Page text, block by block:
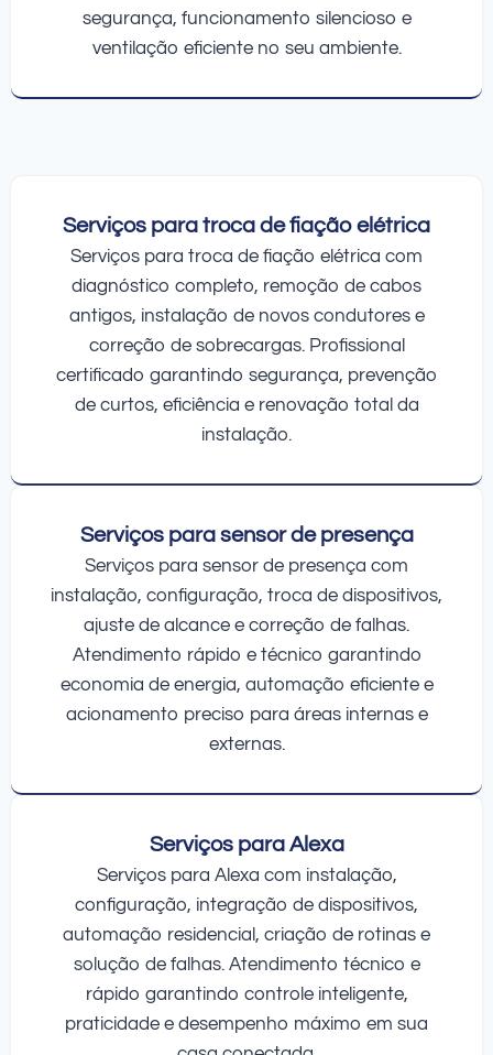
segurança, funcionamento silencioso e
ventilação eficiente no seu ambiente.
Serviços para troca de fiação elétrica
Serviços para troca de fiação elétrica com
diagnóstico completo, remoção de cabos
antigos, instalação de novos condutores e
correção de sobrecargas. Profissional
certificado garantindo segurança, prevenção
de curtos, eficiência e renovação total da
instalação.
Serviços para sensor de presença
Serviços para sensor de presença com
instalação, configuração, troca de dispositivos,
ajuste de alcance e correção de falhas.
Atendimento rápido e técnico garantindo
economia de energia, automação eficiente e
acionamento preciso para áreas internas e
externas.
Serviços para Alexa
Serviços para Alexa com instalação,
configuração, integração de dispositivos,
automação residencial, criação de rotinas e
solução de falhas. Atendimento técnico e
rápido garantindo controle inteligente,
praticidade e desempenho máximo em sua